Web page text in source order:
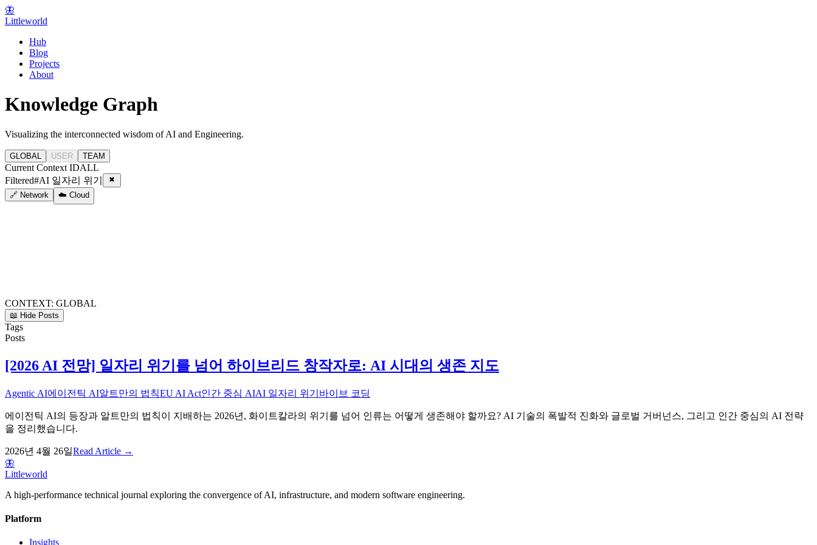
🦋
Littleworld
Hub
Blog
Projects
About
Knowledge Graph
Visualizing the interconnected wisdom of AI and Engineering.
GLOBAL USER TEAM
Current Context IDALL
Filtered#AI 일자리 위기
🔗 Network ☁️ Cloud
CONTEXT: GLOBAL
📖 Hide Posts
Tags
Posts
[2026 AI 전망] 일자리 위기를 넘어 하이브리드 창작자로: AI 시대의 생존 지도
Agentic AI에이전틱 AI알트만의 법칙EU AI Act인간 중심 AIAI 일자리 위기 바이브 코딩
에이전틱 AI의 등장과 알트만의 법칙이 지배하는 2026년, 화이트칼라의 위기를 넘어 인류는 어떻게 생존해야 할까요? AI 기술의 폭발적 진화와 글로벌 거버넌스, 그리고 인간 중심의 AI 전략
을 정리했습니다.
2026년 4월 26일Read Article →
🦋
Littleworld
A high-performance technical journal exploring the convergence of AI, infrastructure, and modern software engineering.
Platform
Insights